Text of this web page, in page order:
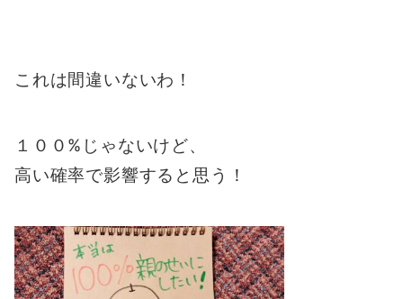
これは間違いないわ！
１００%じゃないけど、
高い確率で影響すると思う！